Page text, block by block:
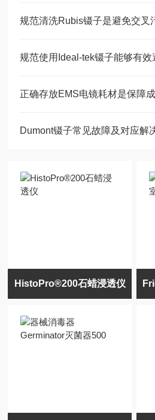
规范清洗Rubis镊子是避免交叉
规范使用Ideal-tek镊子能够有
正确存放EMS电镜耗材是保障
Dumont镊子常见故障及对应解
HistoPro®200石蜡浸透仪